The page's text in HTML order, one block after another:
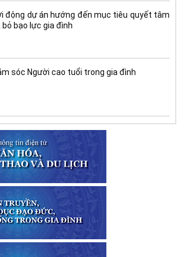
động dự án hướng đến mục tiêu quyết tâm
bỏ bạo lực gia đình
sóc Người cao tuổi trong gia đình